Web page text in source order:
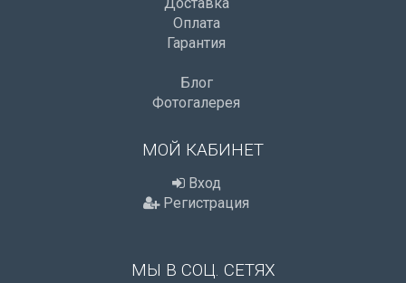
Оплата
Гарантия
Блог
Фотогалерея
МОЙ КАБИНЕТ
Вход
Регистрация
МЫ В СОЦ. СЕТЯХ